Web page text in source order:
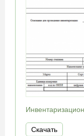
Скачать